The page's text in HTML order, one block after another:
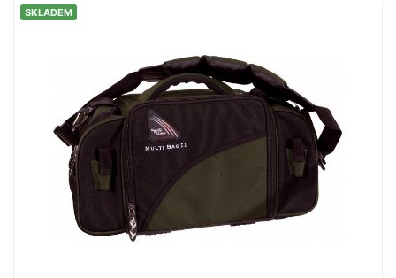
SKLADEM